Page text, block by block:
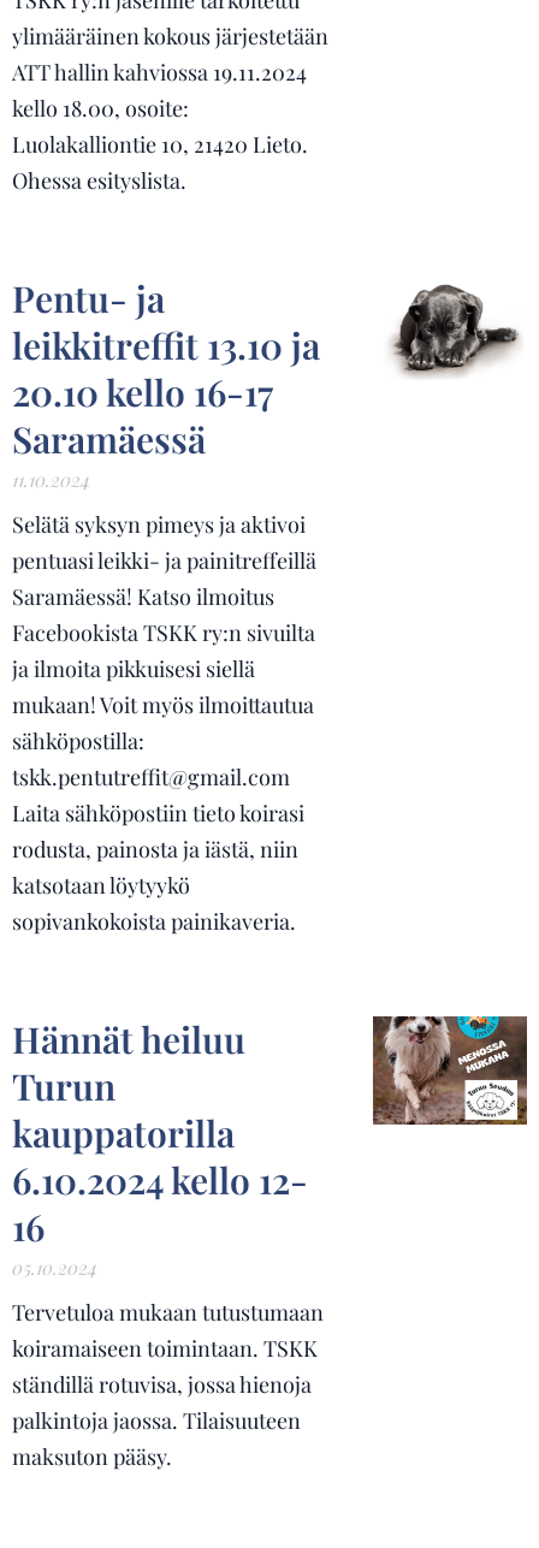
ylimääräinen kokous järjestetään
ATT hallin kahviossa 19.11.2024
kello 18.00, osoite:
Luolakalliontie 10, 21420 Lieto.
Ohessa esityslista.
Pentu- ja
leikkitreffit 13.10 ja
20.10 kello 16-17
Saramäessä
11.10.2024
Selätä syksyn pimeys ja aktivoi
pentuasi leikki- ja painitreffeillä
Saramäessä! Katso ilmoitus
Facebookista TSKK ry:n sivuilta
ja ilmoita pikkuisesi siellä
mukaan! Voit myös ilmoittautua
sähköpostilla:
tskk.pentutreffit@gmail.com
Laita sähköpostiin tieto koirasi
rodusta, painosta ja iästä, niin
katsotaan löytyykö
sopivankokoista painikaveria.
Hännät heiluu
Turun
kauppatorilla
6.10.2024 kello 12-
16
05.10.2024
Tervetuloa mukaan tutustumaan
koiramaiseen toimintaan. TSKK
ständillä rotuvisa, jossa hienoja
palkintoja jaossa. Tilaisuuteen
maksuton pääsy.